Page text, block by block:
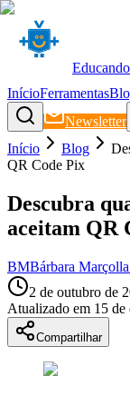
InícioFerramentas
Newsletter
Início
Blog
QR Code Pix
Descubra
aceitam QR
BMBárbara
2 de outubro de
Atualizado em 15 de
Compartilhar